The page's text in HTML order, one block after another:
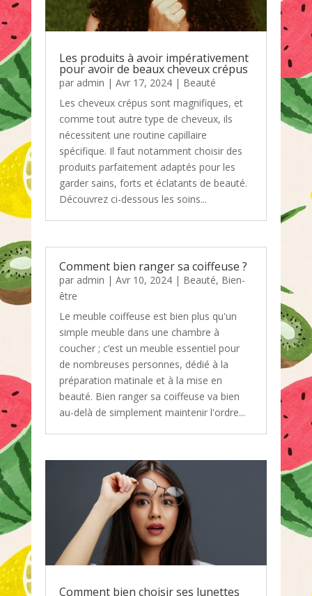
Les produits à avoir impérativement
pour avoir de beaux cheveux crépus
par admin | Avr 17, 2024| Beauté
Les cheveux crépus sont magnifiques, et
comme tout autre type de cheveux, ils
nécessitent une routine capillaire
spécifique. Il faut notamment choisir des
produits parfaitement adaptés pour les
garder sains, forts et éclatants de beauté.
Découvrez ci-dessous les soins...
Comment bien ranger sa coiffeuse ?
par admin | Avr 10, 2024| Beauté, Bien-
être
Le meuble coiffeuse est bien plus qu'un
simple meuble dans une chambre à
coucher ; c’est un meuble essentiel pour
de nombreuses personnes, dédié à la
préparation matinale et à la mise en
beauté. Bien ranger sa coiffeuse va bien
au-delà de simplement maintenir l'ordre...
Comment bien choisir ses lunettes